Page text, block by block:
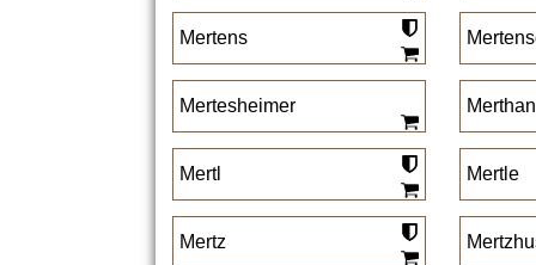
Mertens
Mertesheimer Merthan
Mertl Mertle
Mertz